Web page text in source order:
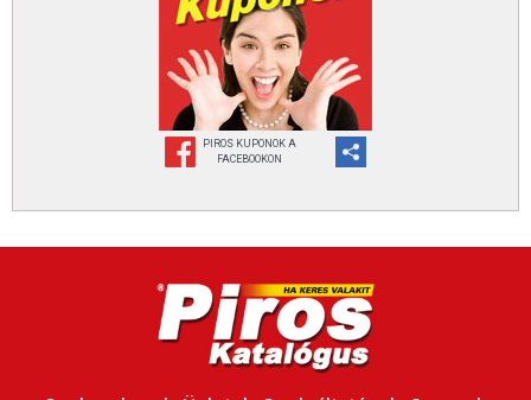
PIROS KUPONOK A
FACEBOOKON